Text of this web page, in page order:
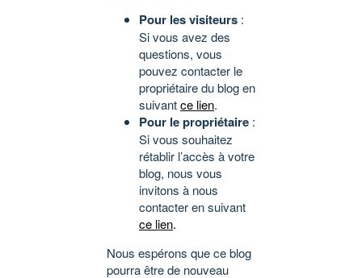
Pour les visiteurs :
Si vous avez des
questions, vous
pouvez contacter le
propriétaire du blog en
suivantce lien.
Pour le propriétaire :
Si vous souhaitez
rétablir l’accès à votre
blog, nous vous
invitons à nous
contacter en suivant
ce lien.
Nous espérons que ce blog
pourra être de nouveau